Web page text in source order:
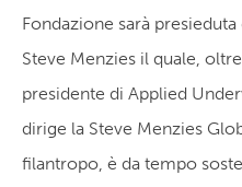
Fondazione sarà
Steve Menzies il quale,
presidente di Applied
dirige la Steve Menzies
filantropo, è da tempo